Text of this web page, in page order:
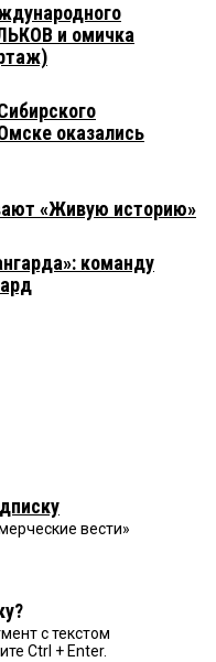
и омичка
оказались
«Живую историю»
команду
вести»
с текстом
Ctrl + Enter.